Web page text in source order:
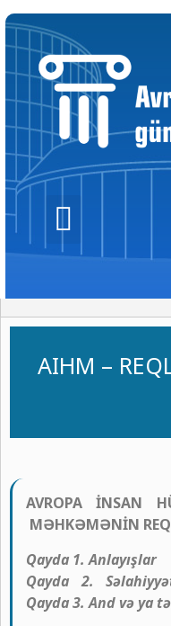
AIHM –
AVROPA İNSAN
MƏHKƏMƏNİN
Qayda 1. Anlayışlar
Qayda 2.
Qayda 3. And və ya